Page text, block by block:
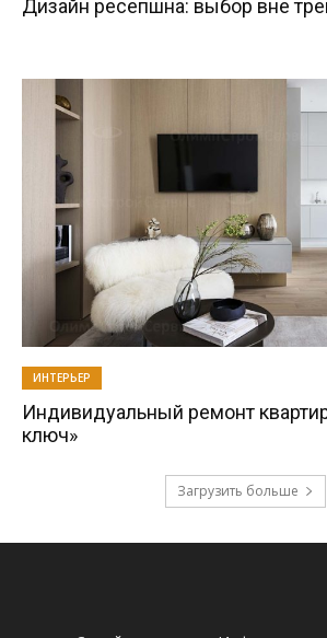
Дизайн ресепшна: выбор вне
ИНТЕРЬЕР
Индивидуальный ремонт
ключ»
Загрузить больше